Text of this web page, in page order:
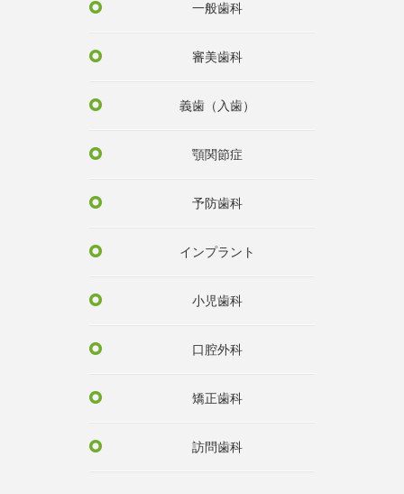
一般歯科
審美歯科
義歯（入歯）
顎関節症
予防歯科
インプラント
小児歯科
口腔外科
矯正歯科
訪問歯科